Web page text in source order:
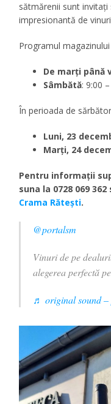
sătmărenii sunt
impresionantă de
Programul
De marți până
Sâmbătă: 9:00
În perioada de
Luni, 23
Marți, 24
Pentru informații
suna la 0728 069
Crama Rătești.
@portalsm
Vinuri de pe
alegerea perfectă
♬ original sound –